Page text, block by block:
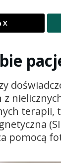
X
z
terapii,
pomocą